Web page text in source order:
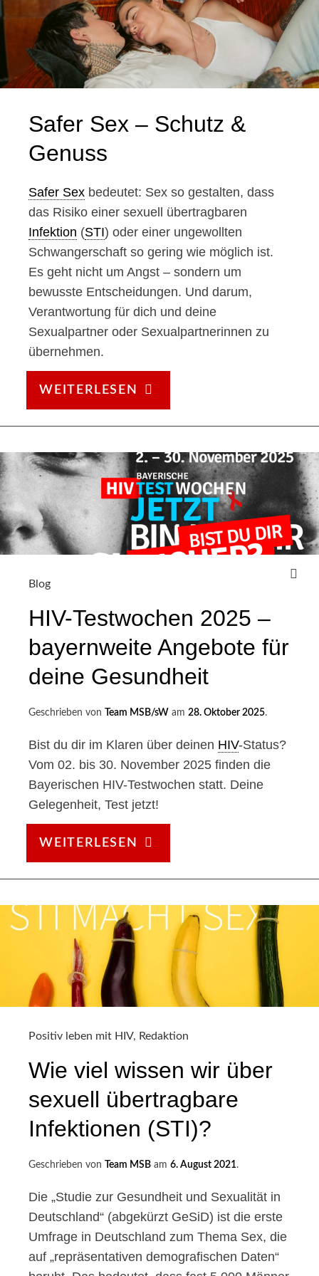
Safer Sex – Schutz &
Genuss
Safer Sex bedeutet: Sex so gestalten, dass
das Risiko einer sexuell übertragbaren
Infektion (STI) oder einer ungewollten
Schwangerschaft so gering wie möglich ist.
Es geht nicht um Angst – sondern um
bewusste Entscheidungen. Und darum,
Verantwortung für dich und deine
Sexualpartner oder Sexualpartnerinnen zu
übernehmen.
WEITERLESEN
SEX
–
&
GENUSS
Blog
HIV-Testwochen 2025 –
bayernweite Angebote für
deine Gesundheit
Geschrieben von Team MSB/sW am 28. Oktober 2025.
Bist du dir im Klaren über deinen HIV-Status?
Vom 02. bis 30. November 2025 finden die
Bayerischen HIV-Testwochen statt. Deine
Gelegenheit, Test jetzt!
WEITERLESEN
TESTWOCHEN
2025
BAYERNWEITE
ANGEBOTE
FÜR
DEINE
GESUNDHEIT
Positiv leben mit HIV, Redaktion
Wie viel wissen wir über
sexuell übertragbare
Infektionen (STI)?
Geschrieben von Team MSB am 6. August 2021.
Die „Studie zur Gesundheit und Sexualität in
Deutschland“ (abgekürzt GeSiD) ist die erste
Umfrage in Deutschland zum Thema Sex, die
auf „repräsentativen demografischen Daten“